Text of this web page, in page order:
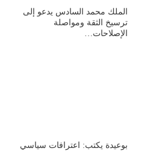
الملك محمد السادس يدعو إلى
ترسيخ الثقة ومواصلة
الإصلاحات…
بوعيدة يكتب: اعترافات سياسي